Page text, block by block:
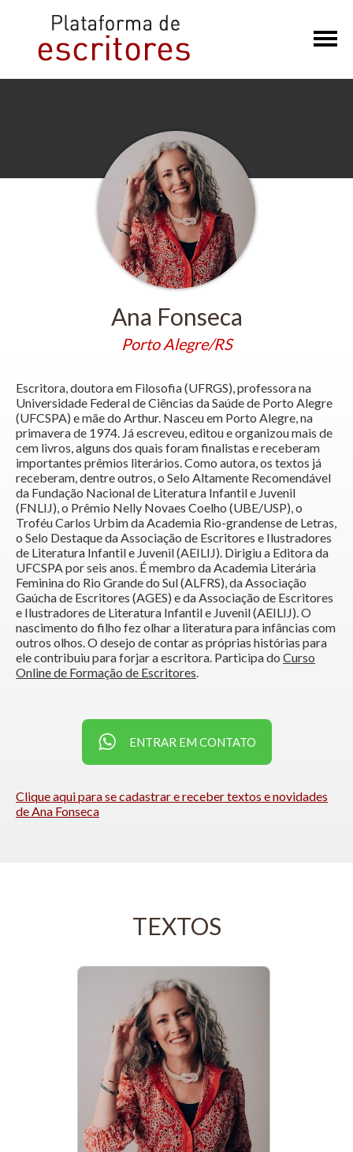
×
Ana Fonseca
Porto Alegre/RS
Escritora, doutora em Filosofia (UFRGS), professora na
Universidade Federal de Ciências da Saúde de Porto Alegre
(UFCSPA) e mãe do Arthur. Nasceu em Porto Alegre, na
primavera de 1974. Já escreveu, editou e organizou mais de
cem livros, alguns dos quais foram finalistas e receberam
importantes prêmios literários. Como autora, os textos já
receberam, dentre outros, o Selo Altamente Recomendável
da Fundação Nacional de Literatura Infantil e Juvenil
(FNLIJ), o Prêmio Nelly Novaes Coelho (UBE/USP), o
Troféu Carlos Urbim da Academia Rio-grandense de Letras,
o Selo Destaque da Associação de Escritores e Ilustradores
de Literatura Infantil e Juvenil (AEILIJ). Dirigiu a Editora da
UFCSPA por seis anos. É membro da Academia Literária
Feminina do Rio Grande do Sul (ALFRS), da Associação
Gaúcha de Escritores (AGES) e da Associação de Escritores
e Ilustradores de Literatura Infantil e Juvenil (AEILIJ). O
nascimento do filho fez olhar a literatura para infâncias com
outros olhos. O desejo de contar as próprias histórias para
ele contribuiu para forjar a escritora. Participa do Curso
Online de Formação de Escritores.
ENTRAR EM CONTATO
Clique aqui para se cadastrar e receber textos e novidades
de Ana Fonseca
TEXTOS